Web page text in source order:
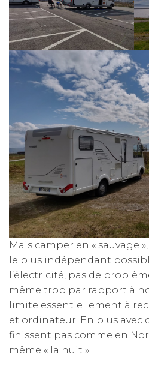
Mais camper en « sauvage
le plus indépendant
l’électricité, pas de
même trop par rapport à
limite essentiellement à
et ordinateur. En plus avec
finissent pas comme en
même « la nuit ».